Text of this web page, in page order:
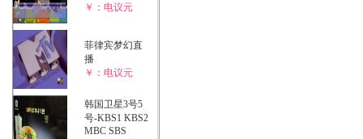
￥：电议元
菲律宾梦幻直
播
￥：电议元
韩国卫星3号5
号-KBS1 KBS2
MBC SBS